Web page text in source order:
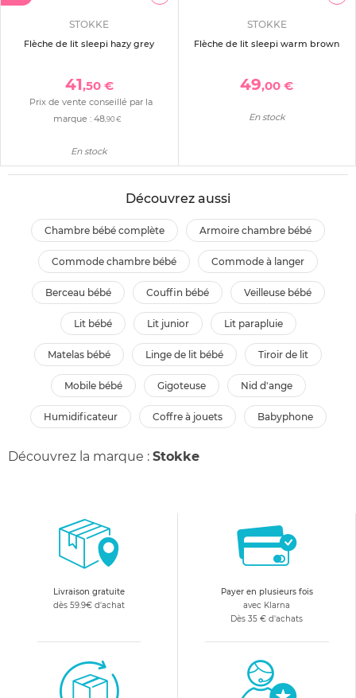
STOKKE
Flèche de lit sleepi hazy grey
41,50 €
Prix de vente conseillé par la
marque :48 ,90 €
En stock
STOKKE
Flèche de lit sleepi warm brown
49,00 €
En stock
Découvrez aussi
chambre bébé complète armoire chambre bébé
commode chambre bébé commode à langer
berceau bébé couffin bébé veilleuse bébé
lit bébé lit junior lit parapluie
matelas bébé linge de lit bébé tiroir de lit
mobile bébé gigoteuse nid d'ange
humidificateur coffre à jouets babyphone
Découvrez la marque : Stokke
Livraison gratuite
dès 59.9€ d'achat
Payer en plusieurs fois
avec Klarna
Dès 35 € d'achats